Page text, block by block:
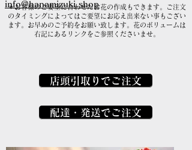
​info@hanamizuki.shop
＊お客様のご要望に合わせたお花の作成もできます。ご注文
のタイミングによってはご要望にお応え出来ない事もござい
ます。お早めのご予約をお願い致します。花のボリュームは
右記にあるリンクをご参照くださいませ。
店頭引取りでご注文
配達・発送でご注文